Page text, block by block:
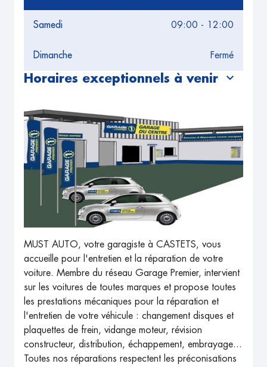
Samedi 09:00 - 12:00
Dimanche Fermé
Horaires exceptionnels à venir
MUST AUTO, votre garagiste à CASTETS, vous
accueille pour l'entretien et la réparation de votre
voiture. Membre du réseau Garage Premier, intervient
sur les voitures de toutes marques et propose toutes
les prestations mécaniques pour la réparation et
l'entretien de votre véhicule : changement disques et
plaquettes de frein, vidange moteur, révision
constructeur, distribution, échappement, embrayage...
Toutes nos réparations respectent les préconisations